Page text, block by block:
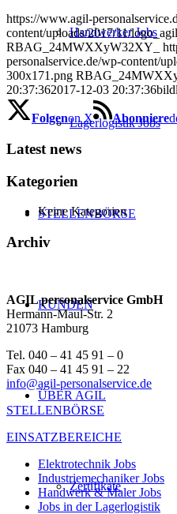
Handwerker Jobs
Lagerlogistik Jobs
STELLENBÖRSE
KUNDEN
ÜBER AGIL
Zertifikate
https://www.agil-
content/uploads/2017/11/
RBAG_24MWXXyW32XY_
personalservice.de/wp-content/
300x171.png
20:37:362017-12-03 20:37:36
Folgenon X Abonniere
Latest news
Kategorien
Keine Kategorien
Archiv
AGIL personalservice GmbH
Hermann-Maul-Str. 2
21073 Hamburg
Tel. 040 – 41 45 91 – 0
Fax 040 – 41 45 91 – 22
info@agil-personalservice.de
STELLENBÖRSE
EINSATZBEREICHE
Elektrotechnik Jobs
Industriemechaniker Jobs
Handwerk & Maler Jobs
Jobs in der Lagerlogistik